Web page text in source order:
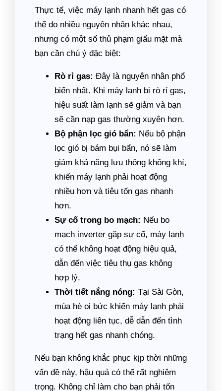
Thực tế, việc máy lạnh nhanh hết gas có
thể do nhiều nguyên nhân khác nhau,
nhưng có một số thủ phạm giấu mặt mà
bạn cần chú ý đặc biệt:
Rò rỉ gas: Đây là nguyên nhân phổ
biến nhất. Khi máy lạnh bị rò rỉ gas,
hiệu suất làm lạnh sẽ giảm và bạn
sẽ cần nạp gas thường xuyên hơn.
Bộ phận lọc gió bẩn: Nếu bộ phận
lọc gió bị bám bụi bẩn, nó sẽ làm
giảm khả năng lưu thông không khí,
khiến máy lạnh phải hoạt động
nhiều hơn và tiêu tốn gas nhanh
hơn.
Sự cố trong bo mạch: Nếu bo
mạch inverter gặp sự cố, máy lạnh
có thể không hoạt động hiệu quả,
dẫn đến việc tiêu thụ gas không
hợp lý.
Thời tiết nắng nóng: Tại Sài Gòn,
mùa hè oi bức khiến máy lạnh phải
hoạt động liên tục, dễ dẫn đến tình
trạng hết gas nhanh chóng.
Nếu bạn không khắc phục kịp thời những
vấn đề này, hậu quả có thể rất nghiêm
trọng. Không chỉ làm cho bạn phải tốn